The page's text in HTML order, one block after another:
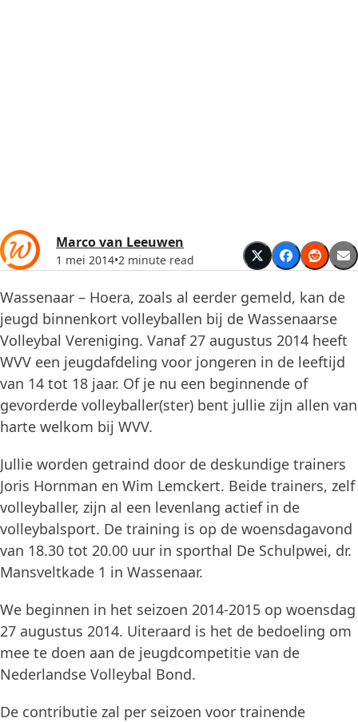
Marco van Leeuwen
1 mei 2014•2 minute read
Wassenaar – Hoera, zoals al eerder gemeld, kan de
jeugd binnenkort volleyballen bij de Wassenaarse
Volleybal Vereniging. Vanaf 27 augustus 2014 heeft
WVV een jeugdafdeling voor jongeren in de leeftijd
van 14 tot 18 jaar. Of je nu een beginnende of
gevorderde volleyballer(ster) bent jullie zijn allen van
harte welkom bij WVV.
Jullie worden getraind door de deskundige trainers
Joris Hornman en Wim Lemckert. Beide trainers, zelf
volleyballer, zijn al een levenlang actief in de
volleybalsport. De training is op de woensdagavond
van 18.30 tot 20.00 uur in sporthal De Schulpwei, dr.
Mansveltkade 1 in Wassenaar.
We beginnen in het seizoen 2014-2015 op woensdag
27 augustus 2014. Uiteraard is het de bedoeling om
mee te doen aan de jeugdcompetitie van de
Nederlandse Volleybal Bond.
De contributie zal per seizoen voor trainende